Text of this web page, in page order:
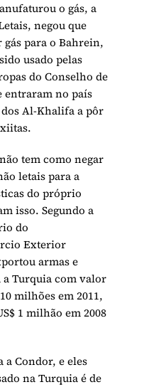
o gás, a
negou que
para o Bahrein,
usado pelas
do Conselho de
entraram no país
Al-Khalifa a pôr
tem como negar
letais para a
do próprio
isso. Segundo a
do
Exterior
armas e
Turquia com valor
milhões em 2011,
1 milhão em 2008
a Condor, e eles
na Turquia é de